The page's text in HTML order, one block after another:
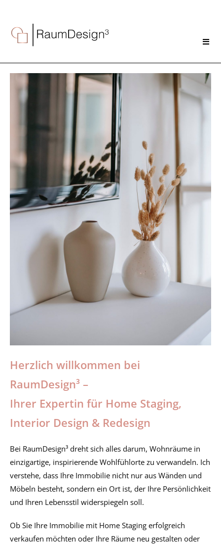
Herzlich willkommen bei
RaumDesign³ –
Ihrer Expertin für Home Staging,
Interior Design & Redesign
Bei RaumDesign³ dreht sich alles darum, Wohnräume in
einzigartige, inspirierende Wohlfühlorte zu verwandeln. Ich
verstehe, dass Ihre Immobilie nicht nur aus Wänden und
Möbeln besteht, sondern ein Ort ist, der Ihre Persönlichkeit
und Ihren Lebensstil widerspiegeln soll.
Ob Sie Ihre Immobilie mit Home Staging erfolgreich
verkaufen möchten oder Ihre Räume neu gestalten oder